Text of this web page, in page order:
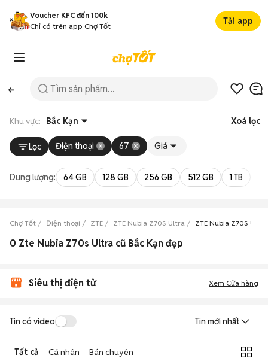
Voucher KFC đến 100k
Chỉ có trên app Chợ Tốt
Tải app
Khu vực: Bắc Kạn Xoá lọc
Lọc Điện thoại 67 Giá
Dung lượng: 64 GB 128 GB 256 GB 512 GB 1 TB
Chợ Tốt Điện thoại ZTE ZTE Nubia Z70S Ultra ZTE Nubia Z70S Ultra
0 Zte Nubia Z70s Ultra cũ Bắc Kạn đẹp
Siêu thị điện tử Xem Cửa hàng
Tin có video Tin mới nhất
Tất cả Cá nhân Bán chuyên